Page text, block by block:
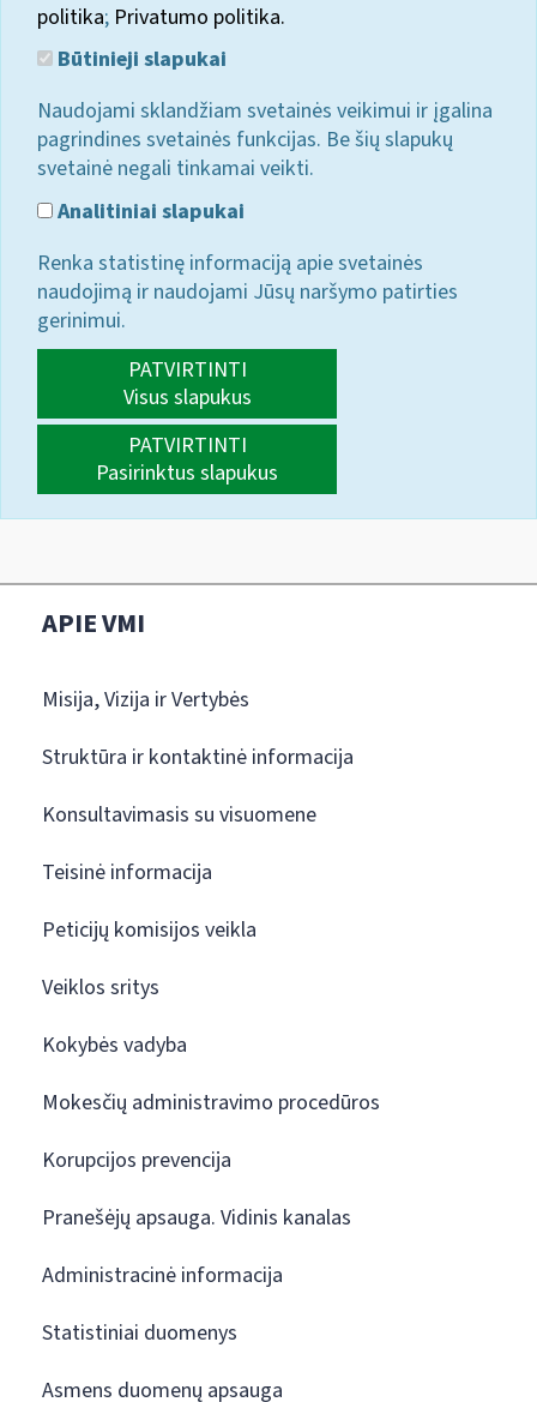
politika; Privatumo politika.
Būtinieji slapukai
Naudojami sklandžiam svetainės veikimui ir įgalina
pagrindines svetainės funkcijas. Be šių slapukų
svetainė negali tinkamai veikti.
Analitiniai slapukai
Renka statistinę informaciją apie svetainės
naudojimą ir naudojami Jūsų naršymo patirties
gerinimui.
PATVIRTINTI
Visus slapukus
PATVIRTINTI
Pasirinktus slapukus
APIE VMI
Misija, Vizija ir Vertybės
Struktūra ir kontaktinė informacija
Konsultavimasis su visuomene
Teisinė informacija
Peticijų komisijos veikla
Veiklos sritys
Kokybės vadyba
Mokesčių administravimo procedūros
Korupcijos prevencija
Pranešėjų apsauga. Vidinis kanalas
Administracinė informacija
Statistiniai duomenys
Asmens duomenų apsauga